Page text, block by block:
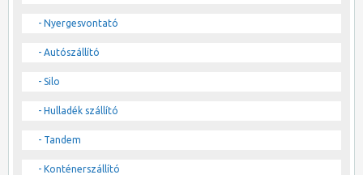
- Nyergesvontató
- Autószállító
- Silo
- Hulladék szállító
- Tandem
- Konténerszállító